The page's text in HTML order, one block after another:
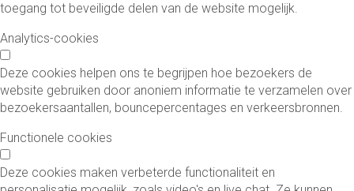
toegang tot beveiligde delen van de website mogelijk.
Analytics-cookies
Deze cookies helpen ons te begrijpen hoe bezoekers de
website gebruiken door anoniem informatie te verzamelen over
bezoekersaantallen, bouncepercentages en verkeersbronnen.
Functionele cookies
Deze cookies maken verbeterde functionaliteit en